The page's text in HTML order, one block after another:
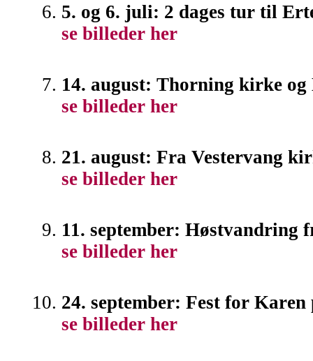
5. og 6. juli: 2 dages tur til
se billeder her
14. august: Thorning kirke
se billeder her
21. august: Fra Vestervang
se billeder her
11. september: Høstvandring
se billeder her
24. september: Fest for
se billeder her